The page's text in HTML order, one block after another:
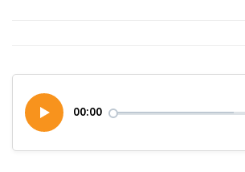
00:00